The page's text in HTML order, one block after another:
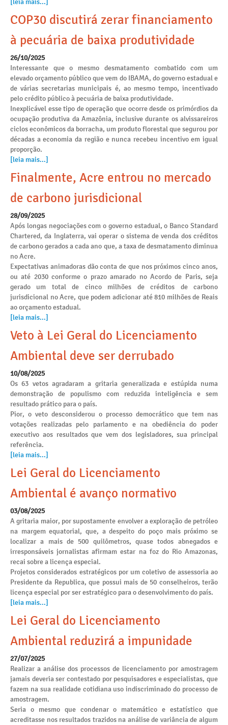
[leia mais...]
COP30 discutirá zerar financiamento
à pecuária de baixa produtividade
26/10/2025
Interessante que o mesmo desmatamento combatido com um
elevado orçamento público que vem do IBAMA, do governo estadual e
de várias secretarias municipais é, ao mesmo tempo, incentivado
pelo crédito público à pecuária de baixa produtividade.
Inexplicável esse tipo de operação que ocorre desde os primórdios da
ocupação produtiva da Amazônia, inclusive durante os alvissareiros
ciclos econômicos da borracha, um produto florestal que segurou por
décadas a economia da região e nunca recebeu incentivo em igual
proporção.
[leia mais...]
Finalmente, Acre entrou no mercado
de carbono jurisdicional
28/09/2025
Após longas negociações com o governo estadual, o Banco Standard
Chartered, da Inglaterra, vai operar o sistema de venda dos créditos
de carbono gerados a cada ano que, a taxa de desmatamento diminua
no Acre.
Expectativas animadoras dão conta de que nos próximos cinco anos,
ou até 2030 conforme o prazo amarado no Acordo de Paris, seja
gerado um total de cinco milhões de créditos de carbono
jurisdicional no Acre, que podem adicionar até 810 milhões de Reais
ao orçamento estadual.
[leia mais...]
Veto à Lei Geral do Licenciamento
Ambiental deve ser derrubado
10/08/2025
Os 63 vetos agradaram a gritaria generalizada e estúpida numa
demonstração de populismo com reduzida inteligência e sem
resultado prático para o país.
Pior, o veto desconsiderou o processo democrático que tem nas
votações realizadas pelo parlamento e na obediência do poder
executivo aos resultados que vem dos legisladores, sua principal
referência.
[leia mais...]
Lei Geral do Licenciamento
Ambiental é avanço normativo
03/08/2025
A gritaria maior, por supostamente envolver a exploração de petróleo
na margem equatorial, que, a despeito do poço mais próximo se
localizar a mais de 500 quilômetros, quase todos abnegados e
irresponsáveis jornalistas afirmam estar na foz do Rio Amazonas,
recai sobre a licença especial.
Projetos considerados estratégicos por um coletivo de assessoria ao
Presidente da Republica, que possui mais de 50 conselheiros, terão
licença especial por ser estratégico para o desenvolvimento do país.
[leia mais...]
Lei Geral do Licenciamento
Ambiental reduzirá a impunidade
27/07/2025
Realizar a análise dos processos de licenciamento por amostragem
jamais deveria ser contestado por pesquisadores e especialistas, que
fazem na sua realidade cotidiana uso indiscriminado do processo de
amostragem.
Seria o mesmo que condenar o matemático e estatístico que
acreditasse nos resultados trazidos na análise de variância de algum